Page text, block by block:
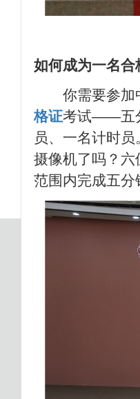
如何成为一名
你需要参加中
格证考试——五
员、一名计时
摄像机了吗？
范围内完成五分